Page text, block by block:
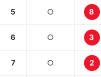
5 ○ 8
6 ○ 3
7 ○ 2